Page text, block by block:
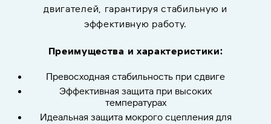
двигателей, гарантируя стабильную и
эффективную работу.
Преимущества и характеристики:
Превосходная стабильность при сдвиге
Эффективная защита при высоких
температурах
Идеальная защита мокрого сцепления для